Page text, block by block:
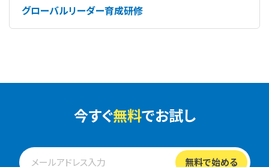
グローバルリーダー育成研修
今すぐ無料でお試し